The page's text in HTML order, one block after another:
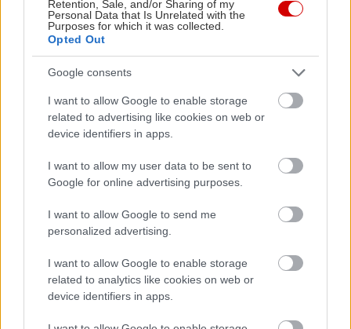
Retention, Sale, and/or Sharing of my
Personal Data that Is Unrelated with the
Purposes for which it was collected.
Opted Out
Google consents
I want to allow Google to enable storage
related to advertising like cookies on web or
device identifiers in apps.
I want to allow my user data to be sent to
Google for online advertising purposes.
I want to allow Google to send me
personalized advertising.
I want to allow Google to enable storage
related to analytics like cookies on web or
device identifiers in apps.
ένας καλοσυνάτος αλητάκος, που συνήθως
έμπλεκε σε παράξενες περιπέτειες για να
μπορέσει να εξασφαλίσει μια μπουκιά φαγητό.
Άρτσυ